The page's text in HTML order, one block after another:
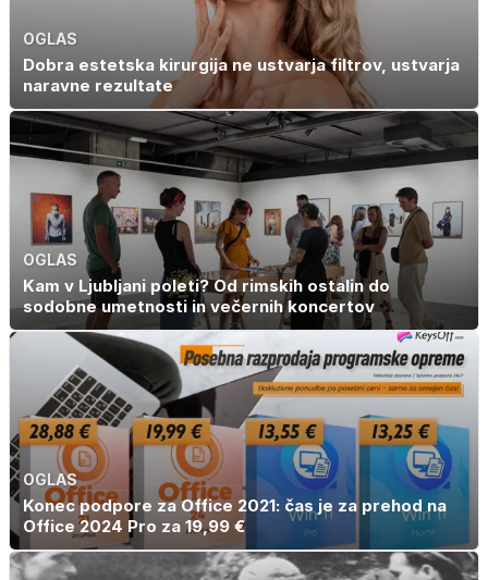
OGLAS
Dobra estetska kirurgija ne ustvarja filtrov, ustvarja
naravne rezultate
OGLAS
Kam v Ljubljani poleti? Od rimskih ostalin do
sodobne umetnosti in večernih koncertov
OGLAS
Konec podpore za Office 2021: čas je za prehod na
Office 2024 Pro za 19,99 €